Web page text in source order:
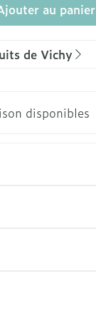
au panier
de Vichy
disponibles